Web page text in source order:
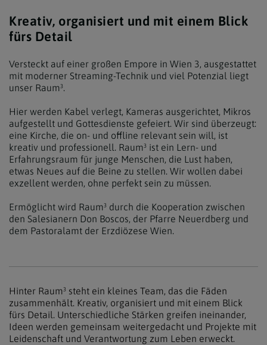
Kreativ, organisiert und mit einem Blick
fürs Detail
Versteckt auf einer großen Empore in Wien 3, ausgestattet
mit moderner Streaming-Technik und viel Potenzial liegt
unser Raum³.
Hier werden Kabel verlegt, Kameras ausgerichtet, Mikros
aufgestellt und Gottesdienste gefeiert. Wir sind überzeugt:
eine Kirche, die on- und offline relevant sein will, ist
kreativ und professionell. Raum³ ist ein Lern- und
Erfahrungsraum für junge Menschen, die Lust haben,
etwas Neues auf die Beine zu stellen. Wir wollen dabei
exzellent werden, ohne perfekt sein zu müssen.
Ermöglicht wird Raum³ durch die Kooperation zwischen
den Salesianern Don Boscos, der Pfarre Neuerdberg und
dem Pastoralamt der Erzdiözese Wien.
Hinter Raum³ steht ein kleines Team, das die Fäden
zusammenhält. Kreativ, organisiert und mit einem Blick
fürs Detail. Unterschiedliche Stärken greifen ineinander,
Ideen werden gemeinsam weitergedacht und Projekte mit
Leidenschaft und Verantwortung zum Leben erweckt.